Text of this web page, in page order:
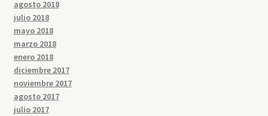
agosto 2018
julio 2018
mayo 2018
marzo 2018
enero 2018
diciembre 2017
noviembre 2017
agosto 2017
julio 2017